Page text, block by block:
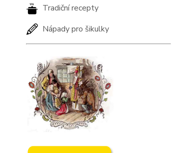
Tradiční recepty
Nápady pro šikulky